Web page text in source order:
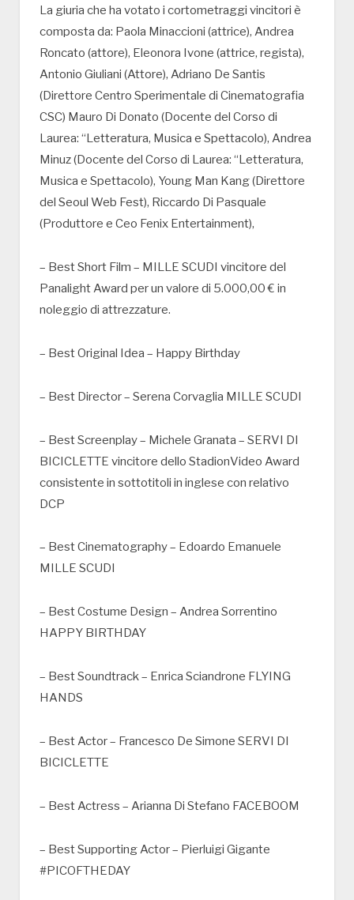
La giuria che ha votato i cortometraggi vincitori è
composta da: Paola Minaccioni (attrice), Andrea
Roncato (attore), Eleonora Ivone (attrice, regista),
Antonio Giuliani (Attore), Adriano De Santis
(Direttore Centro Sperimentale di Cinematografia
CSC) Mauro Di Donato (Docente del Corso di
Laurea: “Letteratura, Musica e Spettacolo), Andrea
Minuz (Docente del Corso di Laurea: “Letteratura,
Musica e Spettacolo), Young Man Kang (Direttore
del Seoul Web Fest), Riccardo Di Pasquale
(Produttore e Ceo Fenix Entertainment),
– Best Short Film – MILLE SCUDI vincitore del
Panalight Award per un valore di 5.000,00 € in
noleggio di attrezzature.
– Best Original Idea – Happy Birthday
– Best Director – Serena Corvaglia MILLE SCUDI
– Best Screenplay – Michele Granata – SERVI DI
BICICLETTE vincitore dello StadionVideo Award
consistente in sottotitoli in inglese con relativo
DCP
– Best Cinematography – Edoardo Emanuele
MILLE SCUDI
– Best Costume Design – Andrea Sorrentino
HAPPY BIRTHDAY
– Best Soundtrack – Enrica Sciandrone FLYING
HANDS
– Best Actor – Francesco De Simone SERVI DI
BICICLETTE
– Best Actress – Arianna Di Stefano FACEBOOM
– Best Supporting Actor – Pierluigi Gigante
#PICOFTHEDAY